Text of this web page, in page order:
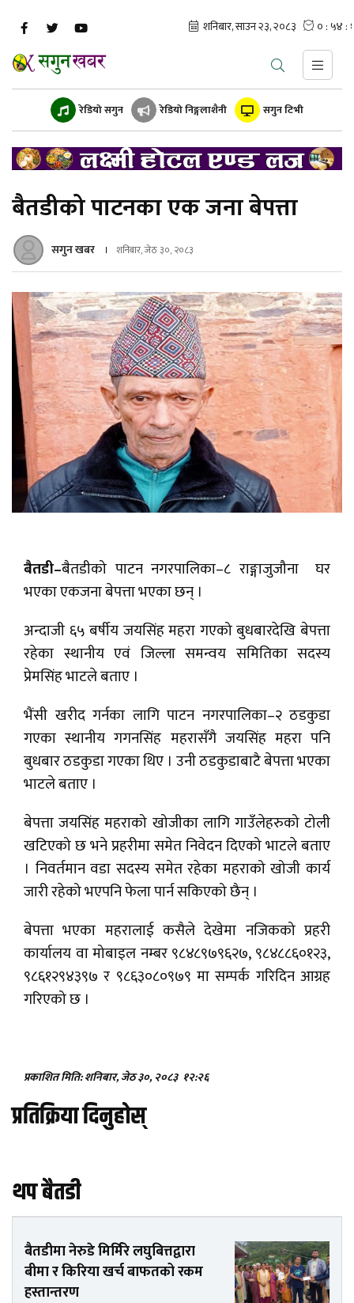
रेडियो सगुन रेडियो निङ्गलाशैनी सगुन टिभी
बैतडीको पाटनका एक जना बेपत्ता
सगुन खबर शनिबार, जेठ ३०, २०८३
बैतडी–बैतडीको पाटन नगरपालिका–८ राङ्गाजुजौना घर
भएका एकजना बेपत्ता भएका छन् ।
अन्दाजी ६५ बर्षीय जयसिंह महरा गएको बुधबारदेखि बेपत्ता
रहेका स्थानीय एवं जिल्ला समन्वय समितिका सदस्य
प्रेमसिंह भाटले बताए ।
भैंसी खरीद गर्नका लागि पाटन नगरपालिका–२ ठडकुडा
गएका स्थानीय गगनसिंह महरासँगै जयसिंह महरा पनि
बुधबार ठडकुडा गएका थिए । उनी ठडकुडाबाटै बेपत्ता भएका
भाटले बताए ।
बेपत्ता जयसिंह महराको खोजीका लागि गाउँलेहरुको टोली
खटिएको छ भने प्रहरीमा समेत निवेदन दिएको भाटले बताए
। निवर्तमान वडा सदस्य समेत रहेका महराको खोजी कार्य
जारी रहेको भएपनि फेला पार्न सकिएको छैन् ।
बेपत्ता भएका महरालाई कसैले देखेमा नजिकको प्रहरी
कार्यालय वा मोबाइल नम्बर ९८४८९७९६२७, ९८४८८६०१२३,
९८६१२९४३९७ र ९८६३०८०९७९ मा सम्पर्क गरिदिन आग्रह
गरिएको छ ।
प्रकाशित मिति: शनिबार, जेठ ३०, २०८३ १२:२६
प्रतिक्रिया दिनुहोस्
थप बैतडी
बैतडीमा नेरुडे मिर्मिरे लघुबित्तद्वारा
बीमा र किरिया खर्च बाफतको रकम
हस्तान्तरण